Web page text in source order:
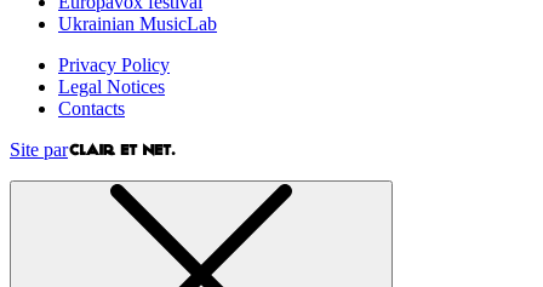
Ukrainian MusicLab
Privacy Policy
Legal Notices
Contacts
Site par